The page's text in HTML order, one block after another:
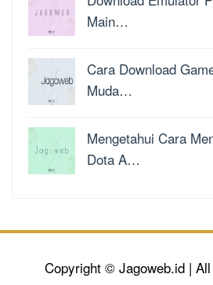
Main…
Cara Download
Muda…
Mengetahui Cara
Dota A…
Copyright © Jagoweb.id |